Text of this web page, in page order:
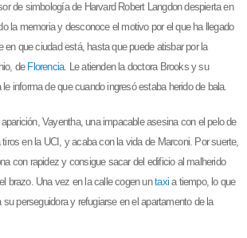
de simbología de Harvard Robert Langdon despierta en
la memoria y desconoce el motivo por el que ha llegado
en que ciudad está, hasta que puede atisbar por la
de Florencia. Le atienden la doctora Brooks y su
informa de que cuando ingresó estaba herido de bala.
Vayentha, una impacable asesina con el pelo de
en la UCI, y acaba con la vida de Marconi. Por suerte,
con rapidez y consigue sacar del edificio al malherido
brazo. Una vez en la calle cogen untaxia tiempo, lo que
su perseguidora y refugiarse en el apartamento de la